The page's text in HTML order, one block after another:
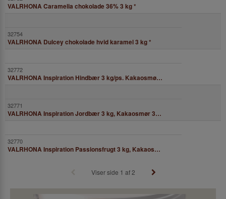
VALRHONA Caramelia chokolade 36% 3 kg*
VALRHONA Dulcey chokolade hvid karamel 3 kg*
VALRHONA Inspiration Hindbær 3 kg/ps. Kakaosmør 35,9%
VALRHONA Inspiration Jordbær 3 kg, Kakaosmør 37,9%
VALRHONA Inspiration Passionsfrugt 3 kg, Kakaosmør 32%
Viser side 1 af 2